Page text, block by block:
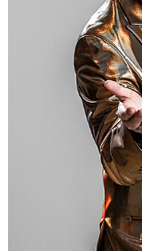
サイトマップ
お問い合わせ